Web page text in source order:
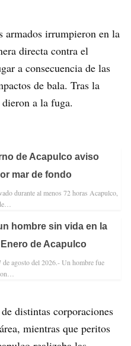
armados irrumpieron en la
directa contra el
a consecuencia de las
de bala. Tras la
a la fuga.
de Acapulco aviso
mar de fondo
durante al menos 72 horas Acapulco,
hombre sin vida en la
de Acapulco
agosto del 2026.- Un hombre fue
distintas corporaciones
mientras que peritos